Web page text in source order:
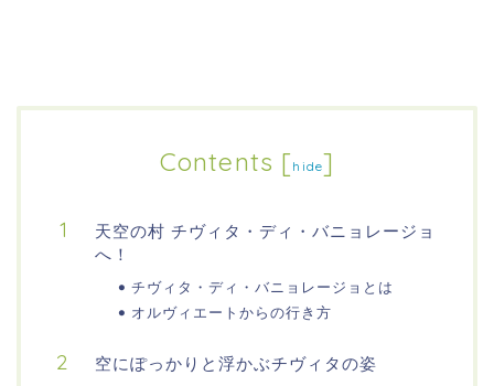
Contents [hide]
天空の村 チヴィタ・ディ・バニョレージョ
へ！
チヴィタ・ディ・バニョレージョとは
オルヴィエートからの行き方
空にぽっかりと浮かぶチヴィタの姿